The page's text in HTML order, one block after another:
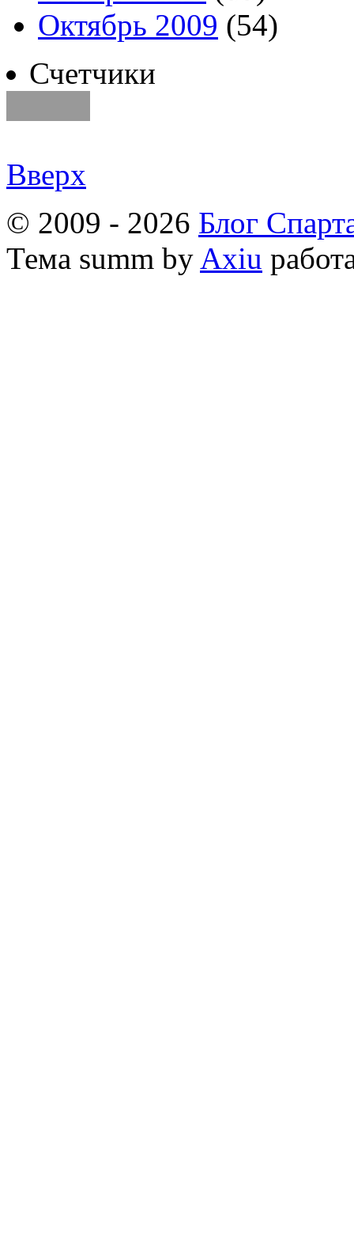
Октябрь 2009 (54)
Счетчики
Вверх
© 2009 - 2026 Блог
Тема summ by Axiu